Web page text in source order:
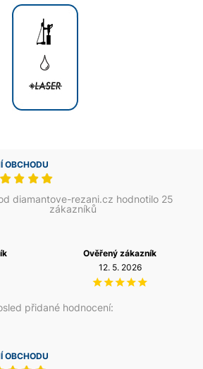
OBCHODU
diamantove-rezani.cz hodnotilo 25
zákazníků
přidané hodnocení:
Ověřený zákazník
12. 5. 2026
OBCHODU